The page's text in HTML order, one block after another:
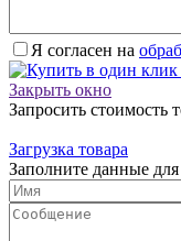
Я согласен на
Закрыть окно
Запросить стоимость
Загрузка товара
Заполните данные